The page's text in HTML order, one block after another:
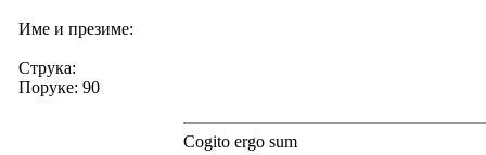
Име и презиме:
Струка:
Поруке: 90
Cogito ergo sum